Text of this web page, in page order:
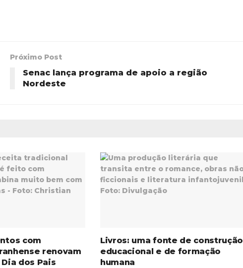
Próximo Post
Senac lança programa de apoio a região
Nordeste
com
renovam
dos Pais
Livros: uma fonte de construção
educacional e de formação
humana